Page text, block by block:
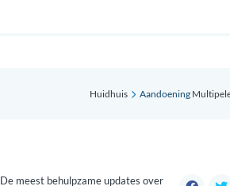
Huidhuis Aandoening
De meest behulpzame updates over